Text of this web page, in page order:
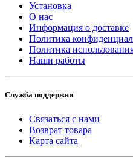
Установка
О нас
Информация о доставке
Политика
Политика
Наши работы
Служба поддержки
Связаться с нами
Возврат товара
Карта сайта